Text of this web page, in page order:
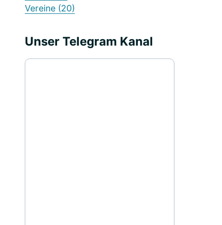
Vereine (20)
Unser Telegram Kanal